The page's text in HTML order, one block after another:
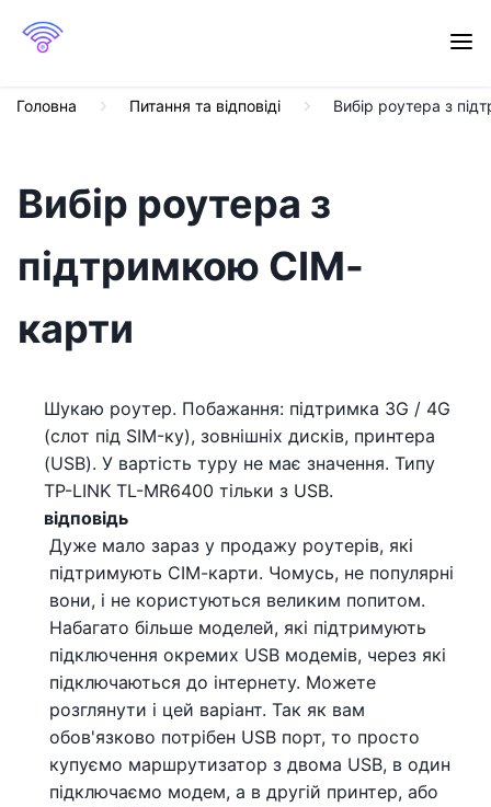
Головна Питання та відповіді Вибір роутера з
Вибір роутера з
підтримкою СІМ-
карти
Шукаю роутер. Побажання: підтримка 3G / 4G
(слот під SIM-ку), зовнішніх дисків, принтера
(USB). У вартість туру не має значення. Типу
TP-LINK TL-MR6400 тільки з USB.
відповідь
Дуже мало зараз у продажу роутерів, які
підтримують СІМ-карти. Чомусь, не популярні
вони, і не користуються великим попитом.
Набагато більше моделей, які підтримують
підключення окремих USB модемів, через які
підключаються до інтернету. Можете
розглянути і цей варіант. Так як вам
обов'язково потрібен USB порт, то просто
купуємо маршрутизатор з двома USB, в один
підключаємо модем, а в другій принтер, або